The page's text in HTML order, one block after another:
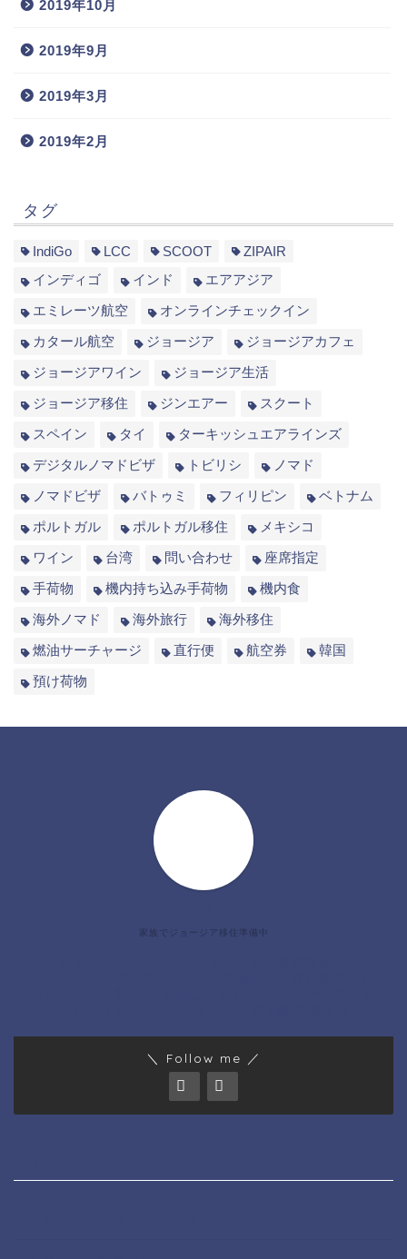
2019年10月
2019年9月
2019年3月
2019年2月
タグ
IndiGo LCC SCOOT
ZIPAIR
インディゴ
インド
エアアジア
エミレーツ航空
オンラインチェックイン
カタール航空
ジョージア
ジョージアカフェ
ジョージアワイン
ジョージア生活
ジョージア移住
ジンエアー
スクート
スペイン
タイ
ターキッシュエアラインズ
デジタルノマドビザ
トビリシ
ノマド
ノマドビザ
バトゥミ フィリピン
ベトナム
ポルトガル
ポルトガル移住
メキシコ
ワイン
台湾 問い合わせ
座席指定
手荷物
機内持ち込み手荷物
機内食
海外ノマド
海外旅行
海外移住
燃油サーチャージ
直行便 航空券
韓国
預け荷物
家族でジョージア移住準備中
＼ Follow me ／